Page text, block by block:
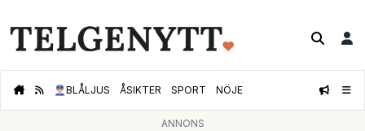
👮🏻‍♂️BLÅLJUS ÅSIKTER SPORT NÖJE
ANNONS